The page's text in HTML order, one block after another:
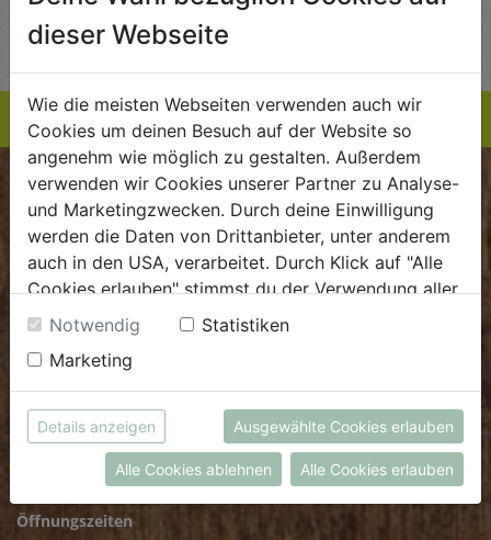
EINKAUFSLISTE
BIOKISTE
Kundenservice
Mo - Do: 8.00 - 16.00 Uhr
Fr: 8.00 - 15.00 Uhr
.dieBiokiste@biohof.at
T.+43 7272 2597
FRISCHMARKT
Öffnungszeiten
dieser Webseite
Wie die meisten Webseiten verwenden auch wir
Cookies um deinen Besuch auf der Website so
angenehm wie möglich zu gestalten. Außerdem
verwenden wir Cookies unserer Partner zu Analyse-
und Marketingzwecken. Durch deine Einwilligung
werden die Daten von Drittanbieter, unter anderem
auch in den USA, verarbeitet. Durch Klick auf "Alle
Cookies erlauben" stimmst du der Verwendung aller
Cookies zu. Unter "Details anzeigen" findest du alle
Infos zu den unterschiedlichen Cookies, du kannst
auch entscheiden, welche Cookies du erlauben
möchtest.
Weitere Informationen findest du in unserer
Datenschutzerklärung
bzw. imImpressum
Notwendig
Statistiken
Marketing
Details anzeigen Ausgewählte Cookies erlauben
Alle Cookies ablehnen Alle Cookies erlauben